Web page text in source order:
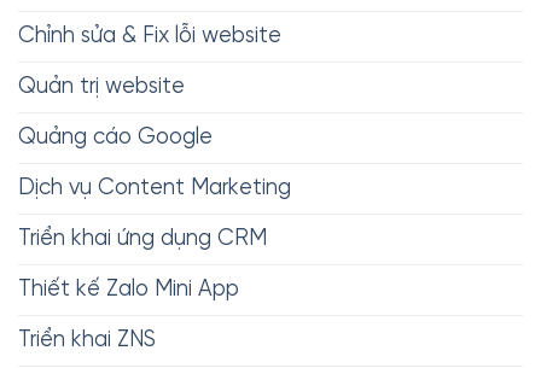
Chỉnh sửa & Fix lỗi website
Quản trị website
Quảng cáo Google
Dịch vụ Content Marketing
Triển khai ứng dụng CRM
Thiết kế Zalo Mini App
Triển khai ZNS